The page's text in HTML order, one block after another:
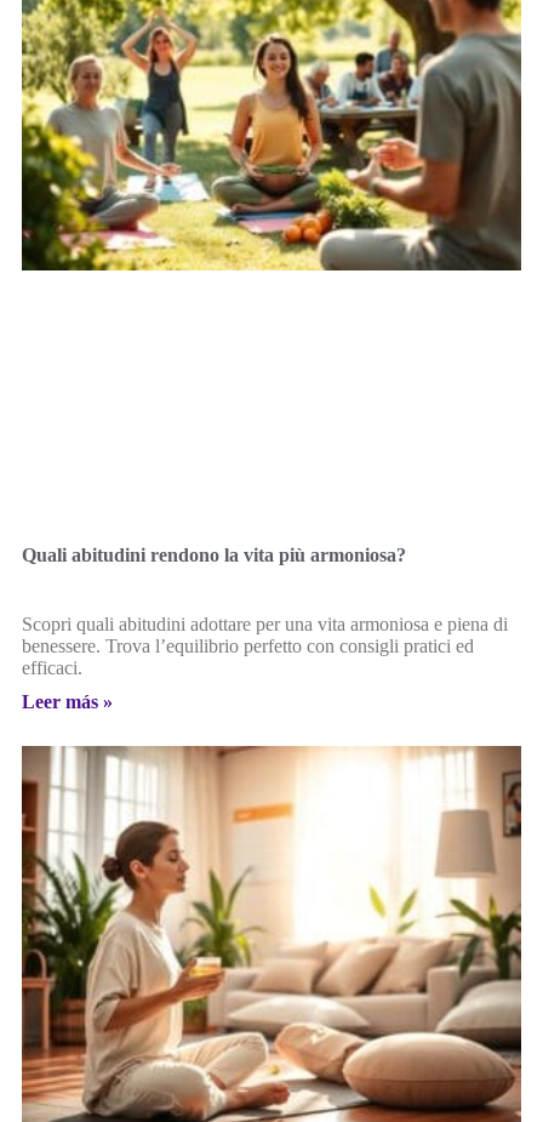
Quali abitudini rendono la vita più armoniosa?
Scopri quali abitudini adottare per una vita armoniosa e piena di
benessere. Trova l’equilibrio perfetto con consigli pratici ed
efficaci.
Leer más »